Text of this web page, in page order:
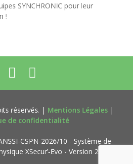
SYNCHRONIC pour leur
!
réservés. | Mentions Légales|
de confidentialité
CSPN-2026/10 - Système de
XSecur’-Evo - Version 2.1